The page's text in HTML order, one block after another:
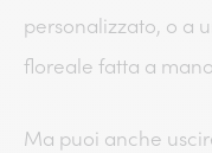
personalizzato, o a
floreale fatta a
Ma puoi anche